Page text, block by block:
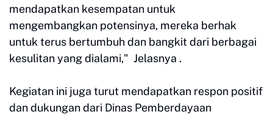
mendapatkan kesempatan untuk
mengembangkan potensinya, mereka berhak
untuk terus bertumbuh dan bangkit dari berbagai
kesulitan yang dialami," Jelasnya .
Kegiatan ini juga turut mendapatkan respon positif
dan dukungan dari Dinas Pemberdayaan